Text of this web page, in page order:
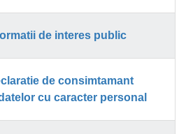
de interes public
de consimtamant
cu caracter personal